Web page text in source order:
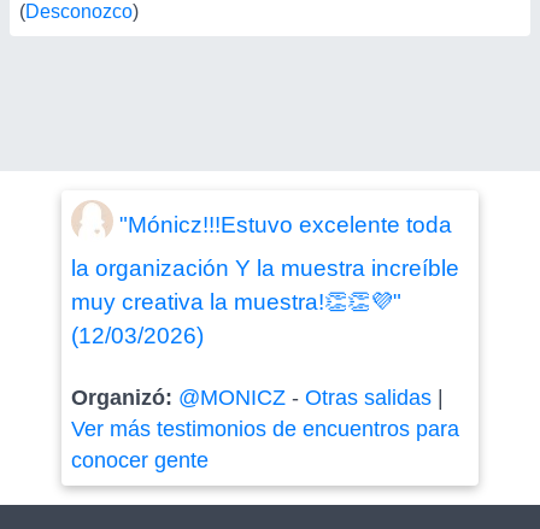
(Desconozco)
"Mónicz!!!Estuvo excelente toda
la organización Y la muestra increíble
muy creativa la muestra!👏👏💜"
(12/03/2026)
Organizó: @MONICZ- Otras salidas|
Ver más testimonios de encuentros para
conocer gente